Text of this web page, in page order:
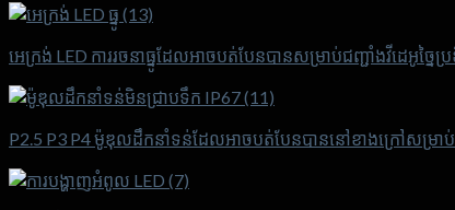
អេក្រង់ LED ការរចនាធ្នូដែលអាចបត់បែនបានសម្រាប់ជញ្ជាំងវីដេអូច្នៃប្
P2.5 P3 P4 ម៉ូឌុលដឹកនាំទន់ដែលអាចបត់បែនបាននៅខាងក្រៅសម្រា